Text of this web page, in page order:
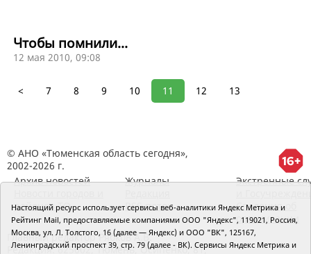
Чтобы помнили...
12 мая 2010, 09:08
< 7 8 9 10 11 12 13
© АНО «Тюменская область сегодня»,
2002-2026 г.
Архив новостей
районов ТО
Журналы
RSS поток
Экстренные
Сведения об
организации
Главный редактор Рябков А.В.
Редакция: 625002, Тюмень, Осипенко, 81,
Настоящий ресурс использует сервисы веб-аналитики Яндекс Метрика и
Рейтинг Mail, предоставляемые компаниями ООО "Яндекс", 119021, Россия,
Москва, ул. Л. Толстого, 16 (далее — Яндекс) и ООО "ВК", 125167,
Ленинградский проспект 39, стр. 79 (далее - ВК). Сервисы Яндекс Метрика и